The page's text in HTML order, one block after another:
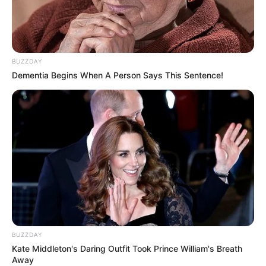
Namun, keduanya memutuskan untuk bercerai pada 29 Juli 2021.
Ichsan Reinaldy
Setelah cerai, ia kemudian berpacaran dengan pria bernama Ichsan
Reinaldy. Sempat disebut pelakor, keduanya kini semakin sering
terlihat bersama.
BUZZDAY
Dementia Begins When A Person Says This Sentence!
BUZZDAY
Kate Middleton's Daring Outfit Took Prince William's Breath
Away